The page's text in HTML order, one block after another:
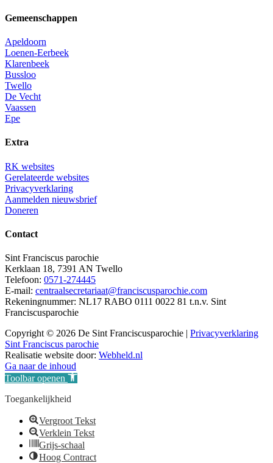
Gemeenschappen
Apeldoorn
Loenen-Eerbeek
Klarenbeek
Bussloo
Twello
De Vecht
Vaassen
Epe
Extra
RK websites
Gerelateerde websites
Privacyverklaring
Aanmelden nieuwsbrief
Doneren
Contact
Sint Franciscus parochie
Kerklaan 18, 7391 AN Twello
Telefoon: 0571-274445
E-mail: centraalsecretariaat@franciscusparochie.com
Rekeningnummer: NL17 RABO 0111 0022 81 t.n.v. Sint
Franciscusparochie
Copyright © 2026 De Sint Franciscusparochie | Privacyverklaring
Sint Franciscus parochie
Realisatie website door: Webheld.nl
Ga naar de inhoud
Toolbar openen
Toegankelijkheid
Vergroot Tekst
Verklein Tekst
Grijs-schaal
Hoog Contract